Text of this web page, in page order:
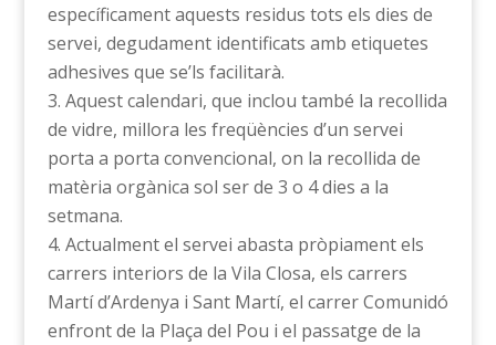
específicament aquests residus tots els dies de
servei, degudament identificats amb etiquetes
adhesives que se’ls facilitarà.
Aquest calendari, que inclou també la recollida
de vidre, millora les freqüències d’un servei
porta a porta convencional, on la recollida de
matèria orgànica sol ser de 3 o 4 dies a la
setmana.
Actualment el servei abasta pròpiament els
carrers interiors de la Vila Closa, els carrers
Martí d’Ardenya i Sant Martí, el carrer Comunidó
enfront de la Plaça del Pou i el passatge de la